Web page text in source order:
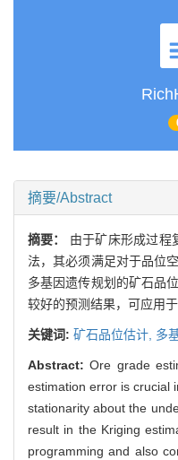
摘要/Abstract
摘要： 由于矿床形成过程
法，其必须满足对于品位
多基因遗传规划的矿石品
较好的预测结果，可应用
关键词: 矿石品位估计, 多
Abstract:Ore grade
estimation error is crucial
stationarity about the
result in the Kriging
programming and also